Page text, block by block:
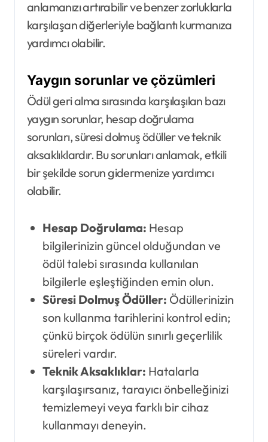
anlamanızı artırabilir ve benzer zorluklarla
karşılaşan diğerleriyle bağlantı kurmanıza
yardımcı olabilir.
Yaygın sorunlar ve çözümleri
Ödül geri alma sırasında karşılaşılan bazı
yaygın sorunlar, hesap doğrulama
sorunları, süresi dolmuş ödüller ve teknik
aksaklıklardır. Bu sorunları anlamak, etkili
bir şekilde sorun gidermenize yardımcı
olabilir.
Hesap Doğrulama: Hesap
bilgilerinizin güncel olduğundan ve
ödül talebi sırasında kullanılan
bilgilerle eşleştiğinden emin olun.
Süresi Dolmuş Ödüller: Ödüllerinizin
son kullanma tarihlerini kontrol edin;
çünkü birçok ödülün sınırlı geçerlilik
süreleri vardır.
Teknik Aksaklıklar: Hatalarla
karşılaşırsanız, tarayıcı önbelleğinizi
temizlemeyi veya farklı bir cihaz
kullanmayı deneyin.